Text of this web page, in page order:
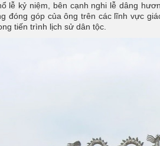
lễ kỷ niệm, bên cạnh nghi lễ dâng
đóng góp của ông trên các lĩnh vực
tiến trình lịch sử dân tộc.